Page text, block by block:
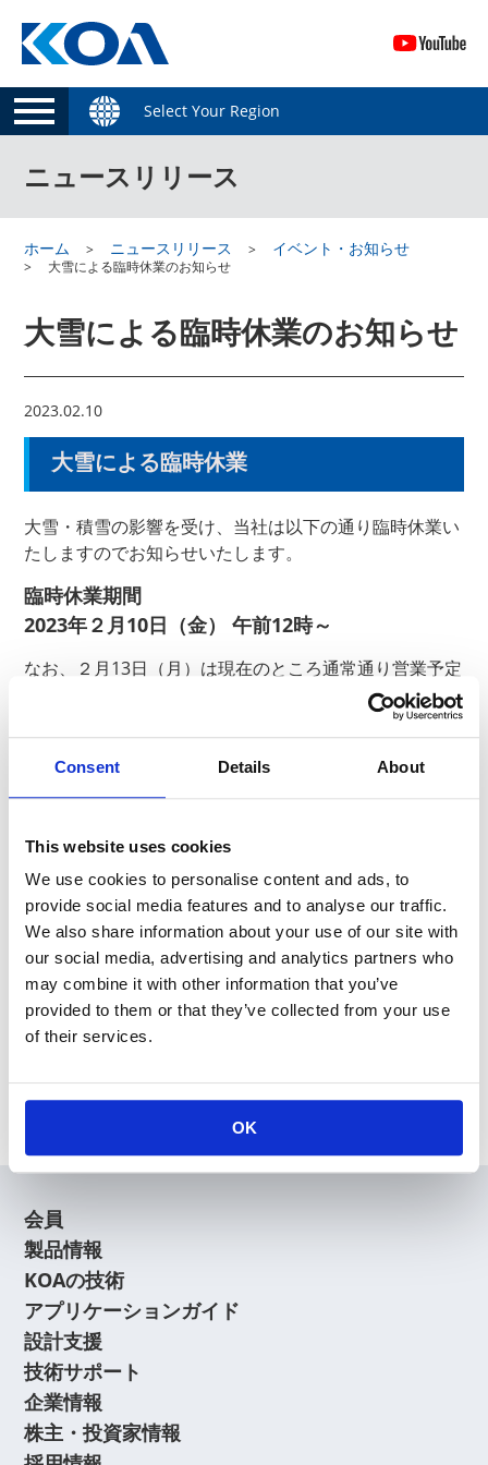
Consent Details About
This website uses cookies
We use cookies to personalise content and ads, to
provide social media features and to analyse our traffic.
We also share information about your use of our site with
our social media, advertising and analytics partners who
may combine it with other information that you’ve
provided to them or that they’ve collected from your use
of their services.
OK
Select Your Region
ニュースリリース
ホーム ニュースリリース イベント・お知らせ
大雪による臨時休業のお知らせ
大雪による臨時休業のお知らせ
2023.02.10
大雪による臨時休業
大雪・積雪の影響を受け、当社は以下の通り臨時休業い
たしますのでお知らせいたします。
臨時休業期間
2023年２月10日（金） 午前12時～
なお、２月13日（月）は現在のところ通常通り営業予定
ご不便をおかけし誠に恐縮ですが、何卒ご理解ください
TEL：0265－70－7171
以上
News Release
Archive
会員
製品情報
KOAの技術
アプリケーションガイド
設計支援
技術サポート
企業情報
株主・投資家情報